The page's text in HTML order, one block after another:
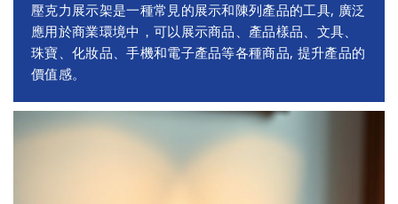
壓克力展示架是一種常見的展示和陳列產品的工具, 廣泛
應用於商業環境中，可以展示商品、產品樣品、文具、
珠寶、化妝品、手機和電子產品等各種商品, 提升產品的
價值感。